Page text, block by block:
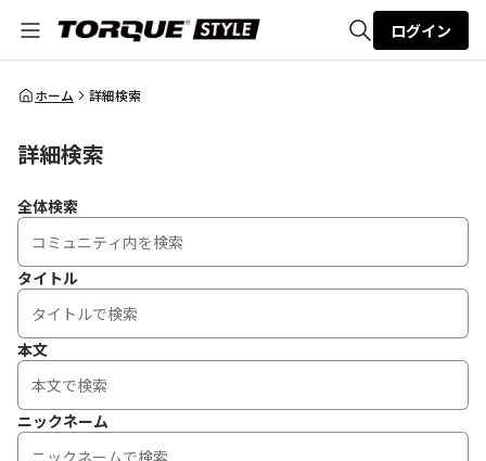
全体検索
ログイン
ホーム 詳細検索
詳細検索
全体検索
タイトル
本文
ニックネーム